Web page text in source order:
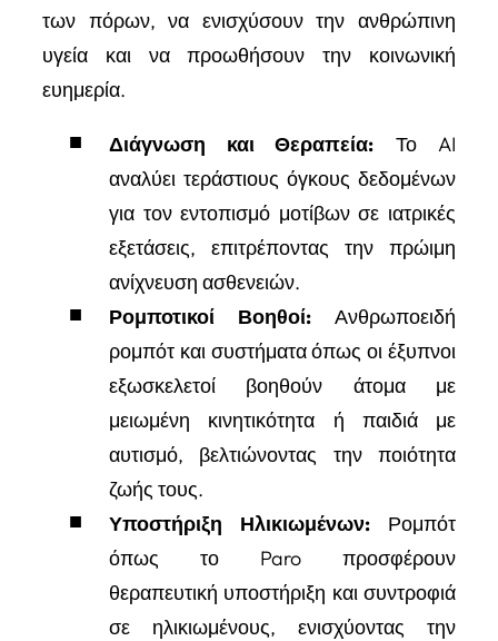
των πόρων, να ενισχύσουν την ανθρώπινη
υγεία και να προωθήσουν την κοινωνική
ευημερία.
Διάγνωση και Θεραπεία: Το AI
αναλύει τεράστιους όγκους δεδομένων
για τον εντοπισμό μοτίβων σε ιατρικές
εξετάσεις, επιτρέποντας την πρώιμη
ανίχνευση ασθενειών.
Ρομποτικοί Βοηθοί:Ανθρωποειδή
ρομπότ και συστήματα όπως οι έξυπνοι
εξωσκελετοί βοηθούν άτομα με
μειωμένη κινητικότητα ή παιδιά με
αυτισμό, βελτιώνοντας την ποιότητα
ζωής τους.
Υποστήριξη Ηλικιωμένων:Ρομπότ
όπως το Paro προσφέρουν
θεραπευτική υποστήριξη και συντροφιά
σε ηλικιωμένους, ενισχύοντας την